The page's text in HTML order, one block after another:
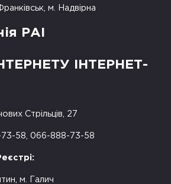
м. Надвірна
РАІ
ІНТЕРНЕТ-
Стрільців, 27
58, 066-888-73-58
м. Галич